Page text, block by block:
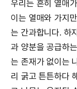
우리는 흔히 열매
이는 열매와 가지
는 간과합니다. 하
과 양분을 공급하
는 존재가 없이는
리 굵고 튼튼하다